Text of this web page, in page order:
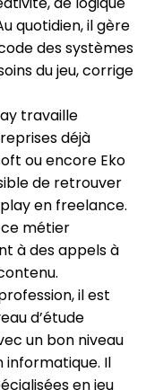
quotidien, il gère
des systèmes
du jeu, corrige
travaille
déjà
ou encore Eko
de retrouver
en freelance.
ce métier
à des appels à
il est
d’étude
un bon niveau
Il
en jeu